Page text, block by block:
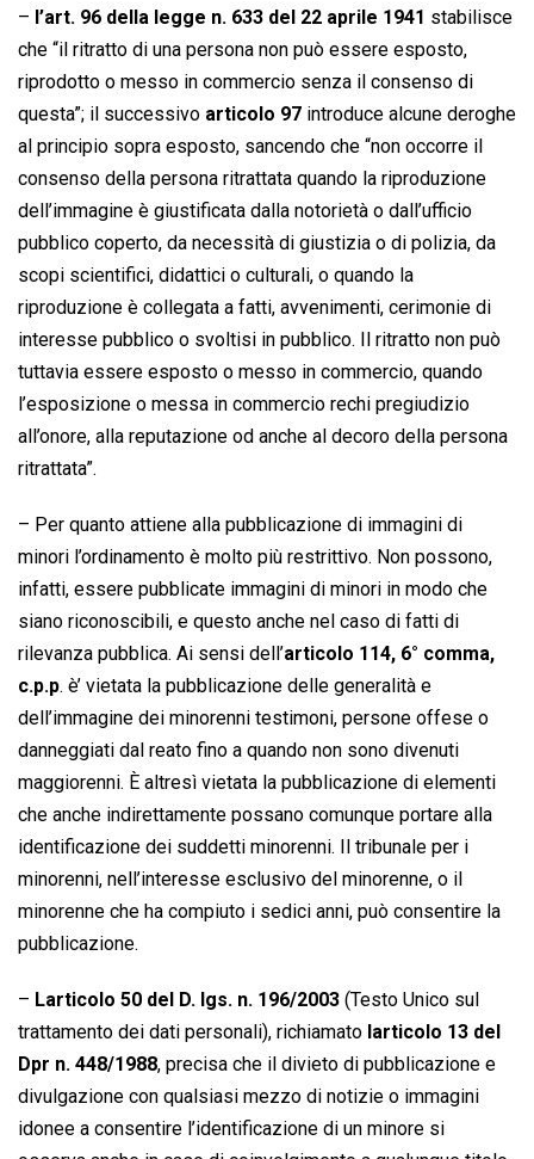
– l’art. 96 della legge n. 633 del 22 aprile 1941 stabilisce
che “il ritratto di una persona non può essere esposto,
riprodotto o messo in commercio senza il consenso di
questa”; il successivo articolo 97 introduce alcune deroghe
al principio sopra esposto, sancendo che “non occorre il
consenso della persona ritrattata quando la riproduzione
dell’immagine è giustificata dalla notorietà o dall’ufficio
pubblico coperto, da necessità di giustizia o di polizia, da
scopi scientifici, didattici o culturali, o quando la
riproduzione è collegata a fatti, avvenimenti, cerimonie di
interesse pubblico o svoltisi in pubblico. Il ritratto non può
tuttavia essere esposto o messo in commercio, quando
l’esposizione o messa in commercio rechi pregiudizio
all’onore, alla reputazione od anche al decoro della persona
ritrattata”.
– Per quanto attiene alla pubblicazione di immagini di
minori l’ordinamento è molto più restrittivo. Non possono,
infatti, essere pubblicate immagini di minori in modo che
siano riconoscibili, e questo anche nel caso di fatti di
rilevanza pubblica. Ai sensi dell’articolo 114, 6° comma,
c.p.p. è’ vietata la pubblicazione delle generalità e
dell’immagine dei minorenni testimoni, persone offese o
danneggiati dal reato fino a quando non sono divenuti
maggiorenni. È altresì vietata la pubblicazione di elementi
che anche indirettamente possano comunque portare alla
identificazione dei suddetti minorenni. Il tribunale per i
minorenni, nell’interesse esclusivo del minorenne, o il
minorenne che ha compiuto i sedici anni, può consentire la
pubblicazione.
– Larticolo 50 del D. lgs. n. 196/2003 (Testo Unico sul
trattamento dei dati personali), richiamato larticolo 13 del
Dpr n. 448/1988, precisa che il divieto di pubblicazione e
divulgazione con qualsiasi mezzo di notizie o immagini
idonee a consentire l’identificazione di un minore si